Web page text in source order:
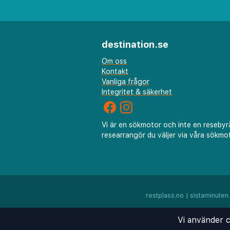
rätter, medan loungebaren
kvällsdrinkar.
Ytterligare bekvämligheter
wellnessområde med bastu
ökad bekvämlighet.
lätt att utforska Palmas
shoppingområden och
säkerställer en minnesvärd
destination.se
Om oss
Kontakt
Vanliga frågor
Integritet & säkerhet
Vi är en sökmotor och inte en
researrangör du väljer via våra
restplass.no
Vi använder